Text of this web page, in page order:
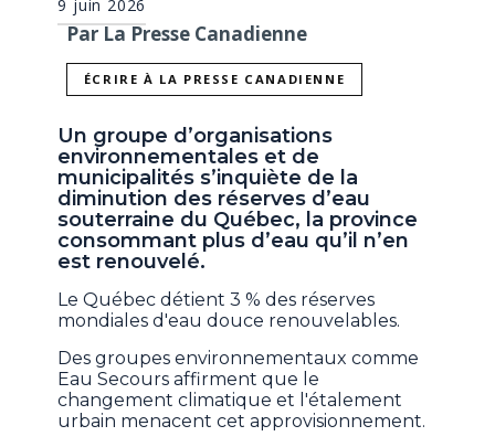
9 juin 2026
Par La Presse Canadienne
ÉCRIRE À LA PRESSE CANADIENNE
Un groupe d’organisations
environnementales et de
municipalités s’inquiète de la
diminution des réserves d’eau
souterraine du Québec, la province
consommant plus d’eau qu’il n’en
est renouvelé.
Le Québec détient 3 % des réserves
mondiales d'eau douce renouvelables.
Des groupes environnementaux comme
Eau Secours affirment que le
changement climatique et l'étalement
urbain menacent cet approvisionnement.